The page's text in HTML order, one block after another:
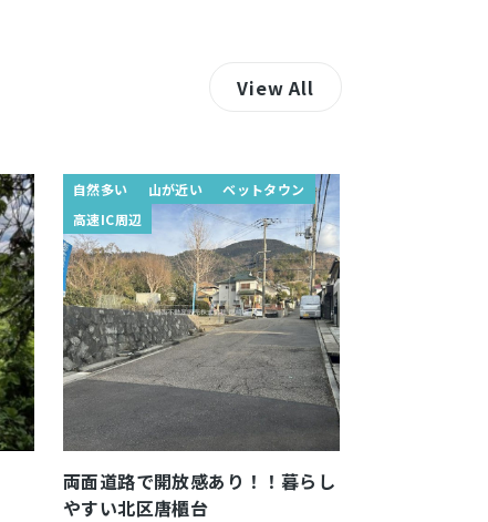
自然多い 山が近い
ベットタウン
高速IC周辺
両面道路で開放感あり！！暮らし
やすい北区唐櫃台
View All